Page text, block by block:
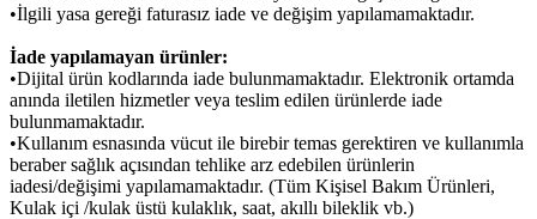
•İlgili yasa gereği faturasız iade ve değişim yapılamamaktadır.
İade yapılamayan ürünler:
•Dijital ürün kodlarında iade bulunmamaktadır. Elektronik ortamda
anında iletilen hizmetler veya teslim edilen ürünlerde iade
bulunmamaktadır.
•Kullanım esnasında vücut ile birebir temas gerektiren ve kullanımla
beraber sağlık açısından tehlike arz edebilen ürünlerin
iadesi/değişimi yapılamamaktadır. (Tüm Kişisel Bakım Ürünleri,
Kulak içi /kulak üstü kulaklık, saat, akıllı bileklik vb.)